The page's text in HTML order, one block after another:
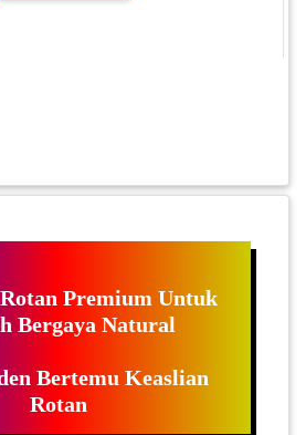
Premium Untuk
Bergaya Natural
Bertemu Keaslian
Rotan